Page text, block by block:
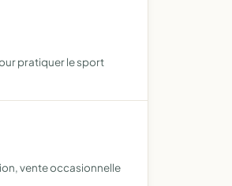
pratiquer le sport
vente occasionnelle